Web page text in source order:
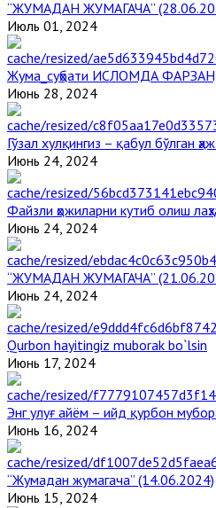
“ЖУМАДАН ЖУМАГАЧА”
Июль 01, 2024
Жума_суҳбати ИСЛОМДА
Июнь 28, 2024
Гўзал хулқингиз – қабул бўлган
Июнь 24, 2024
Файзли ҳожиларни кутиб олиш
Июнь 24, 2024
“ЖУМАДАН ЖУМАГАЧА”
Июнь 24, 2024
Qurbon hayitingiz muborak bo`lsin
Июнь 17, 2024
Энг улуғ айём – ийд қурбон
Июнь 16, 2024
“Жумадан жумагача” (14.06.2024)
Июнь 15, 2024